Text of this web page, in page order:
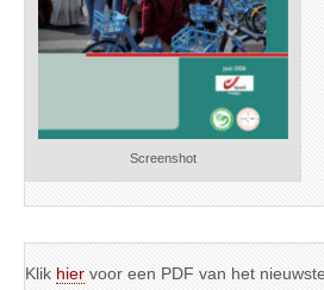
Screenshot
Klik hier voor een PDF van het